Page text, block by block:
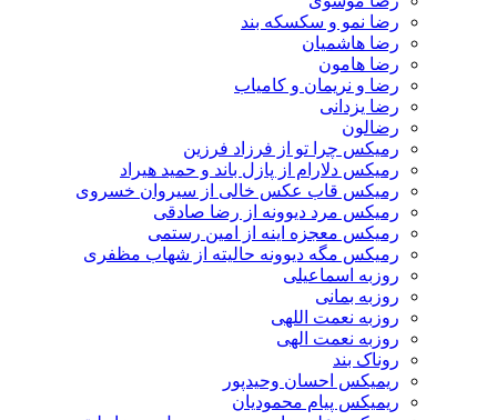
رضا نمو و سکسکه بند
رضا هاشمیان
رضا هامون
رضا و نریمان و کامیاب
رضا یزدانی
رضالون
رمیکس چرا تو از فرزاد فرزین
رمیکس دلارام از پازل باند و حمید هیراد
رمیکس قاب عکس خالی از سیروان خسروی
رمیکس مرد دیوونه از رضا صادقی
رمیکس معجزه اینه از امین رستمی
رمیکس مگه دیوونه حالیته از شهاب مظفری
روزبه اسماعیلی
روزبه بمانی
روزبه نعمت اللهی
روزبه نعمت الهی
روناک بند
ریمیکس احسان وحیدپور
ریمیکس پیام محمودیان